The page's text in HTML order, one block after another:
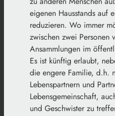
eigenen Hausstands auf
reduzieren. Wo immer
zwischen zwei Personen
Ansammlungen im
Es ist künftig erlaubt,
die engere Familie, d.h.
Lebenspartnern und
Lebensgemeinschaft,
und Geschwister zu